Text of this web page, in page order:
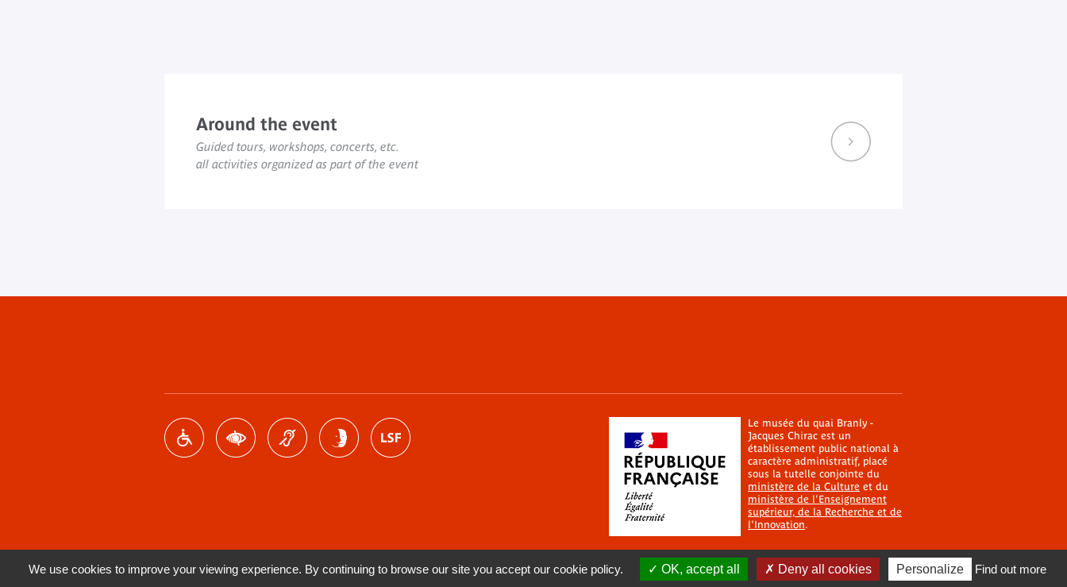
Around the event
Guided tours, workshops, concerts, etc.
all activities organized as part of the event
menu
Le musée du quai Branly -
Jacques Chirac est un
établissement public national à
caractère administratif, placé
sous la tutelle conjointe du
ministère de la Culture et du
ministère de l'Enseignement
supérieur, de la Recherche et de
l'Innovation.
We use cookies to improve your viewing experience. By continuing to browse our site you accept our cookie policy. OK, accept all Deny all cookies Personalize Find out more